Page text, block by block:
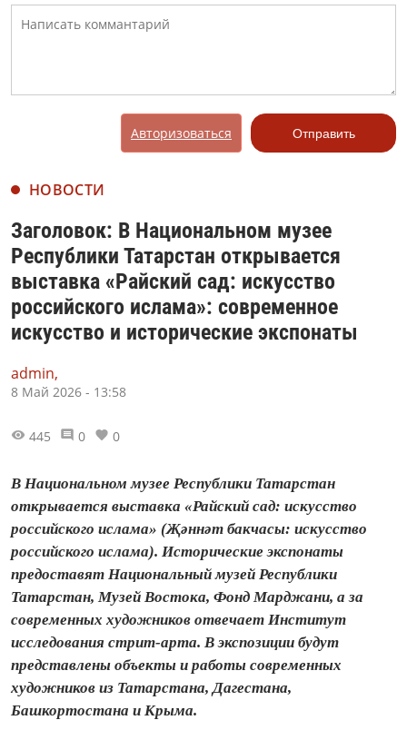
Авторизоваться Отправить
НОВОСТИ
Заголовок: В Национальном музее
Республики Татарстан открывается
выставка «Райский сад: искусство
российского ислама»: современное
искусство и исторические экспонаты
admin,
8 Май 2026 - 13:58
445 0 0
В Национальном музее Республики Татарстан
открывается выставка «Райский сад: искусство
российского ислама» (Җәннәт бакчасы: искусство
российского ислама). Исторические экспонаты
предоставят Национальный музей Республики
Татарстан, Музей Востока, Фонд Марджани, а за
современных художников отвечает Институт
исследования стрит-арта. В экспозиции будут
представлены объекты и работы современных
художников из Татарстана, Дагестана,
Башкортостана и Крыма.